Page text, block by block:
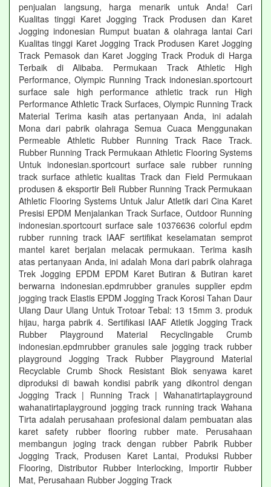
penjualan langsung, harga menarik untuk Anda! Cari
Kualitas tinggi Karet Jogging Track Produsen dan Karet
Jogging indonesian Rumput buatan & olahraga lantai Cari
Kualitas tinggi Karet Jogging Track Produsen Karet Jogging
Track Pemasok dan Karet Jogging Track Produk di Harga
Terbaik di Alibaba. Permukaan Track Athletic High
Performance, Olympic Running Track indonesian.sportcourt
surface sale high performance athletic track run High
Performance Athletic Track Surfaces, Olympic Running Track
Material Terima kasih atas pertanyaan Anda, ini adalah
Mona dari pabrik olahraga Semua Cuaca Menggunakan
Permeable Athletic Rubber Running Track Race Track.
Rubber Running Track Permukaan Athletic Flooring Systems
Untuk indonesian.sportcourt surface sale rubber running
track surface athletic kualitas Track dan Field Permukaan
produsen & eksportir Beli Rubber Running Track Permukaan
Athletic Flooring Systems Untuk Jalur Atletik dari Cina Karet
Presisi EPDM Menjalankan Track Surface, Outdoor Running
indonesian.sportcourt surface sale 10376636 colorful epdm
rubber running track IAAF sertifikat keselamatan semprot
mantel karet berjalan melacak permukaan. Terima kasih
atas pertanyaan Anda, ini adalah Mona dari pabrik olahraga
Trek Jogging EPDM EPDM Karet Butiran & Butiran karet
berwarna indonesian.epdmrubber granules supplier epdm
jogging track Elastis EPDM Jogging Track Korosi Tahan Daur
Ulang Daur Ulang Untuk Trotoar Tebal: 13 15mm 3. produk
hijau, harga pabrik 4. Sertifikasi IAAF Atletik Jogging Track
Rubber Playground Material Recyclingable Crumb
indonesian.epdmrubber granules sale jogging track rubber
playground Jogging Track Rubber Playground Material
Recyclable Crumb Shock Resistant Blok senyawa karet
diproduksi di bawah kondisi pabrik yang dikontrol dengan
Jogging Track | Running Track | Wahanatirtaplayground
wahanatirtaplayground jogging track running track Wahana
Tirta adalah perusahaan profesional dalam pembuatan alas
karet safety rubber flooring rubber mate. Perusahaan
membangun joging track dengan rubber Pabrik Rubber
Jogging Track, Produsen Karet Lantai, Produksi Rubber
Flooring, Distributor Rubber Interlocking, Importir Rubber
Mat, Perusahaan Rubber Jogging Track